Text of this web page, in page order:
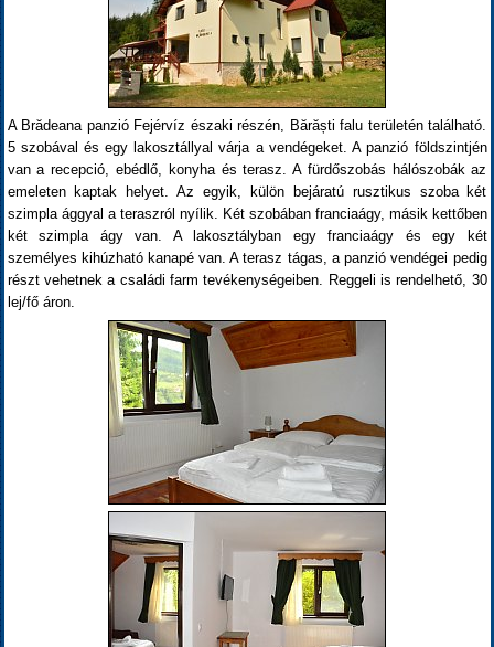
A Brădeana panzió Fejérvíz északi részén, Bărăști falu területén található.
5 szobával és egy lakosztállyal várja a vendégeket. A panzió földszintjén
van a recepció, ebédlő, konyha és terasz. A fürdőszobás hálószobák az
emeleten kaptak helyet. Az egyik, külön bejáratú rusztikus szoba két
szimpla ággyal a teraszról nyílik. Két szobában franciaágy, másik kettőben
két szimpla ágy van. A lakosztályban egy franciaágy és egy két
személyes kihúzható kanapé van. A terasz tágas, a panzió vendégei pedig
részt vehetnek a családi farm tevékenységeiben. Reggeli is rendelhető, 30
lej/fő áron.